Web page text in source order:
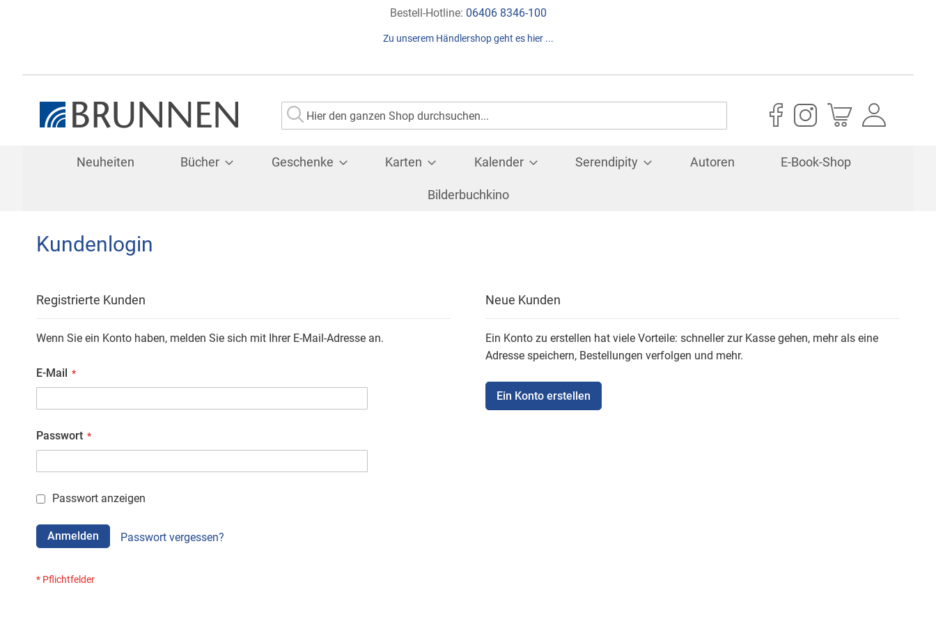
Direkt
Inhalt
Bestell-Hotline: 06406 8346-100
Zu unserem Händlershop geht es hier ...
Suche
Suche
Mein Warenkorb
Neuheiten Bücher Geschenke Karten Kalender Serendipity Autoren E-Book-Shop
Bilderbuchkino
Kundenlogin
Registrierte Kunden
Wenn Sie ein Konto haben, melden Sie sich mit Ihrer E-Mail-Adresse an.
E-Mail
Passwort
Passwort anzeigen
Anmelden Passwort vergessen?
Neue Kunden
Ein Konto zu erstellen hat viele Vorteile: schneller zur Kasse gehen, mehr als eine
Adresse speichern, Bestellungen verfolgen und mehr.
Ein Konto erstellen